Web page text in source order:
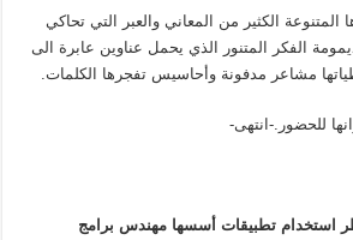
الكثير من المعاني والعبر التي تحاكي
الفكر المتنور الذي يحمل عناوين عابرة الى
مشاعر مدفونة وأحاسيس تفجرها الكلمات.
للحضور.-انتهى-
استخدام تطبيقات أسسها مهندس برامج